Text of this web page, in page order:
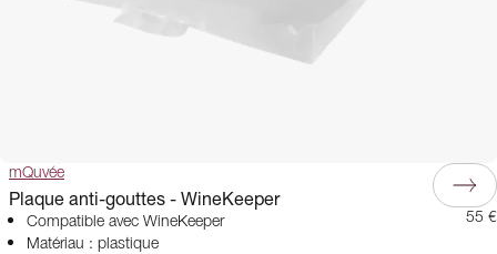
mQuvée
Plaque anti-gouttes - WineKeeper
Compatible avec WineKeeper
Matériau : plastique
55 €